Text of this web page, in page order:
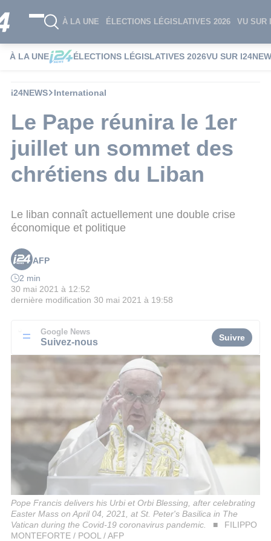
À LA UNE ÉLECTIONS LÉGISLATIVES 2026 VU SUR
À LA UNE ÉLECTIONS LÉGISLATIVES 2026VU SUR
i24NEWS International
Le Pape réunira le 1er
juillet un sommet des
chrétiens du Liban
Le liban connaît actuellement une double crise
économique et politique
AFP
2 min
30 mai 2021 à 12:52
dernière modification 30 mai 2021 à 19:58
Google News
Suivez-nous Suivre
Pope Francis delivers his Urbi et Orbi Blessing, after celebrating
Easter Mass on April 04, 2021, at St. Peter's Basilica in The
Vatican during the Covid-19 coronavirus pandemic.
FILIPPO
MONTEFORTE / POOL / AFP